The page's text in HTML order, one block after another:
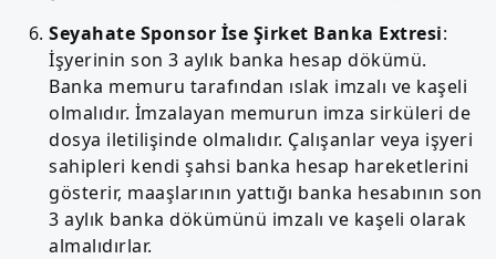
Seyahate Sponsor İse Şirket Banka Extresi:
İşyerinin son 3 aylık banka hesap dökümü.
Banka memuru tarafından ıslak imzalı ve kaşeli
olmalıdır. İmzalayan memurun imza sirküleri de
dosya iletilişinde olmalıdır. Çalışanlar veya işyeri
sahipleri kendi şahsi banka hesap hareketlerini
gösterir, maaşlarının yattığı banka hesabının son
3 aylık banka dökümünü imzalı ve kaşeli olarak
almalıdırlar.